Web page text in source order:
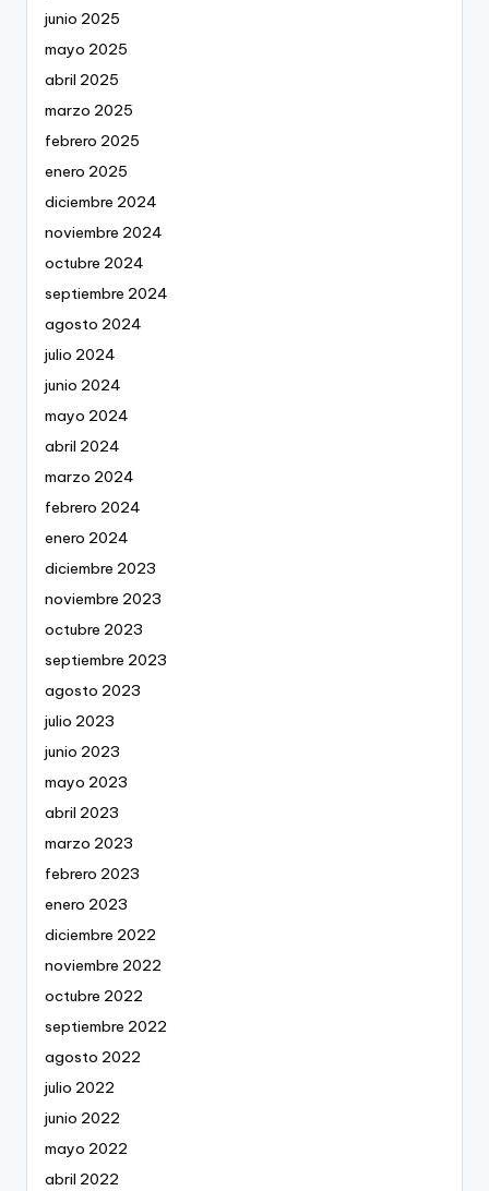
junio 2025
mayo 2025
abril 2025
marzo 2025
febrero 2025
enero 2025
diciembre 2024
noviembre 2024
octubre 2024
septiembre 2024
agosto 2024
julio 2024
junio 2024
mayo 2024
abril 2024
marzo 2024
febrero 2024
enero 2024
diciembre 2023
noviembre 2023
octubre 2023
septiembre 2023
agosto 2023
julio 2023
junio 2023
mayo 2023
abril 2023
marzo 2023
febrero 2023
enero 2023
diciembre 2022
noviembre 2022
octubre 2022
septiembre 2022
agosto 2022
julio 2022
junio 2022
mayo 2022
abril 2022